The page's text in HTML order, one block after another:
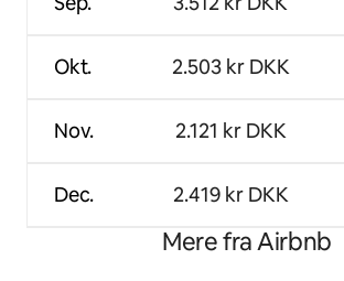
Okt.
Nov.
Dec.
2.503 kr DKK
2.121 kr DKK
2.419 kr DKK
Mere fra Airbnb